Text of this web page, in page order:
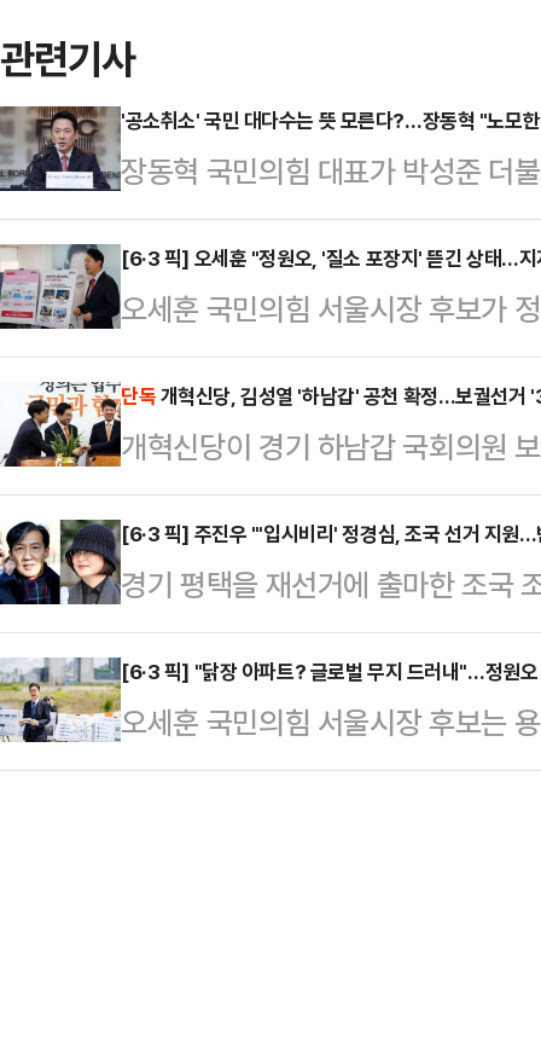
관련기사
'공소취소' 국민 대다수는 뜻 모른다?…장동혁 "노모
장동혁 국민의힘 대표가 박성준 더
소' 뜻을 모른다고 주장한 것에 대
역정을 냈다"고 밝혔다.장 대표는
를 만났더니 '이재명이 집 팔았다고
한다'고 말했다"며 "공소 취소가 무
적었다.이어 "무시한 것이 아니라
무엇인지 모른다고 해서 물어본 것
였…
[6·3 픽] 오세훈 "정원오, '질소 포장지' 뜯긴 상태…
오세훈 국민의힘 서울시장 후보가
차가 좁혀지고 있다고 주장하며 "과
다"고 말했다.오 후보는 9일 서울
종합지원' 공약 발표회를 마친 후,
력에 초점이 맞춰질 수밖에 없을 것
격차가 조금씩 줄어든다는 이야기
적인 내용을 잘 모르겠지만, 굳이
아마 과대 포장 …
단독개혁신당, 김성열 '하남갑' 공천 확정…보궐선거
개혁신당이 경기 하남갑 국회의원
것으로 확인됐다. 이로써 하남갑은
전으로 치러지면서, 각축전이 벌어
면, 개혁신당 지도부는 전날 밤 하
했다.김 최고위원은 "전날 저녁 당
남갑 탈환을 위한 실무적인 출마
당초 추미애 민주당 의원의 지역구
6·3 지방선거와 함께 보궐선거…
[6·3 픽] 주진우 "'입시비리' 정경심, 조국 선거 지원…
경기 평택을 재선거에 출마한 조국
자인 정경심 씨가 나섰다. 다만 주
지른 자의 지원이 과연 선거에 도
은 9일 페이스북을 통해 "입시비리
같이 적었다.이어 "입시비리를 저
[6·3 픽] "닭장 아파트? 글로벌 무지 드러내"…정원
오세훈 국민의힘 서울시장 후보는
책이 사실상 '닭장 아파트'라고 비